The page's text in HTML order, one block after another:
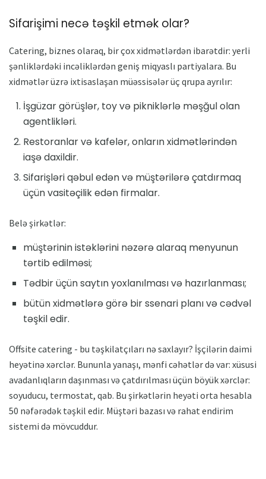
Sifarişimi necə təşkil etmək olar?
Catering, biznes olaraq, bir çox xidmətlərdən ibarətdir: yerli
şənliklərdəki incəliklərdən geniş miqyaslı partiyalara. Bu
xidmətlər üzrə ixtisaslaşan müəssisələr üç qrupa ayrılır:
İşgüzar görüşlər, toy və pikniklərlə məşğul olan
agentlikləri.
Restoranlar və kafelər, onların xidmətlərindən
iaşə daxildir.
Sifarişləri qəbul edən və müştərilərə çatdırmaq
üçün vasitəçilik edən firmalar.
Belə şirkətlər:
müştərinin istəklərini nəzərə alaraq menyunun
tərtib edilməsi;
Tədbir üçün saytın yoxlanılması və hazırlanması;
bütün xidmətlərə görə bir ssenari planı və cədvəl
təşkil edir.
Offsite catering - bu təşkilatçıları nə saxlayır? İşçilərin daimi
heyətinə xərclər. Bununla yanaşı, mənfi cəhətlər də var: xüsusi
avadanlıqların daşınması və çatdırılması üçün böyük xərclər:
soyuducu, termostat, qab. Bu şirkətlərin heyəti orta hesabla
50 nəfərədək təşkil edir. Müştəri bazası və rahat endirim
sistemi də mövcuddur.